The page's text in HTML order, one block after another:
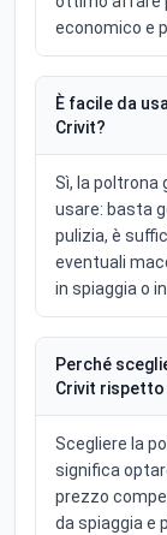
economico e
È facile da
Crivit?
Sì, la poltrona
usare: basta
pulizia, è
eventuali
in spiaggia o
Perché
Crivit
Scegliere la
significa
prezzo
da spiaggia e